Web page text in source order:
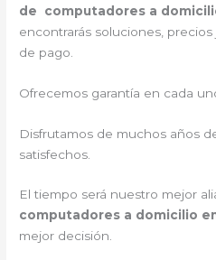
de computadores a
encontrarás soluciones,
de pago.
Ofrecemos garantía en cada
Disfrutamos de muchos años
satisfechos.
El tiempo será nuestro mejor
computadores a domicilio
mejor decisión.